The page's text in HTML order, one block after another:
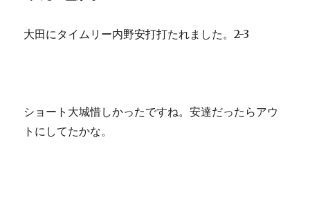
大田にタイムリー内野安打打たれました。2-3
ショート大城惜しかったですね。安達だったらアウ
トにしてたかな。